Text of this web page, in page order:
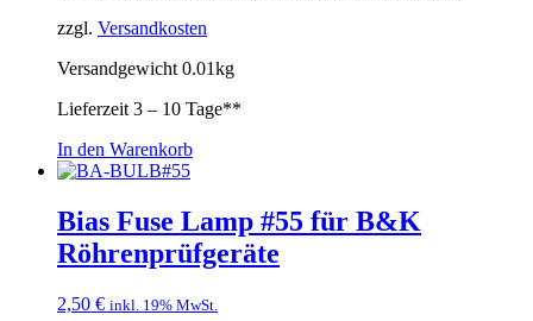
zzgl. Versandkosten
Versandgewicht 0.01kg
Lieferzeit 3 – 10 Tage**
In den Warenkorb
Bias Fuse Lamp #55 für B&K
Röhrenprüfgeräte
2,50 € inkl. 19% MwSt.